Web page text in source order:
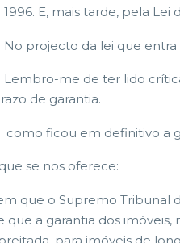
1996. E, mais tarde, pela Lei
No projecto da lei que entra
Lembro-me de ter lido
de garantia.
ficou em definitivo a
se nos oferece:
que o Supremo Tribunal
a garantia dos imóveis,
para imóveis de